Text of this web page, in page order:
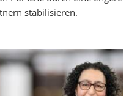
stabilisieren.